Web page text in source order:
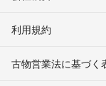
利用規約
古物営業法に基づく